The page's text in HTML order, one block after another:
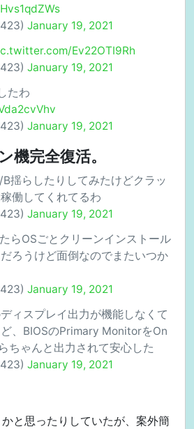
January 19, 2021
Ev22OTI9Rh
January 19, 2021
たわ
January 19, 2021
機完全復活。
揺らしたりしてみたけどクラッ
働してくれてるわ
January 19, 2021
らOSごとクリーンインストール
ろうけど面倒なのでまたいつか
January 19, 2021
ィスプレイ出力が機能しなくて
、BIOSのPrimary MonitorをOn
ちゃんと出力されて安心した
January 19, 2021
と思ったりしていたが、案外簡